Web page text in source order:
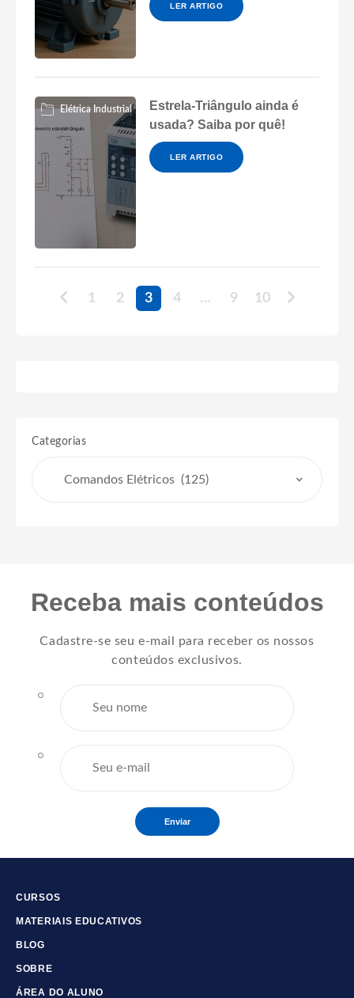
LER ARTIGO
Elétrica Industrial
Estrela-Triângulo ainda é
usada? Saiba por quê!
LER ARTIGO
1 2 3 4 … 9 10
Categorias
Receba mais conteúdos
Cadastre-se seu e-mail para receber os nossos
conteúdos exclusivos.
Enviar
CURSOS
MATERIAIS EDUCATIVOS
BLOG
SOBRE
ÁREA DO ALUNO